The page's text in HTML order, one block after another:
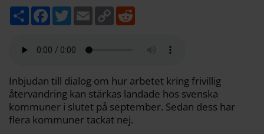
D
e
F
b
k
T
w
t
E
m
C
o
k
Inbjudan till dialog om hur arbetet kring frivillig
återvandring kan stärkas landade hos svenska
kommuner i slutet på september. Sedan dess har
flera kommuner tackat nej.